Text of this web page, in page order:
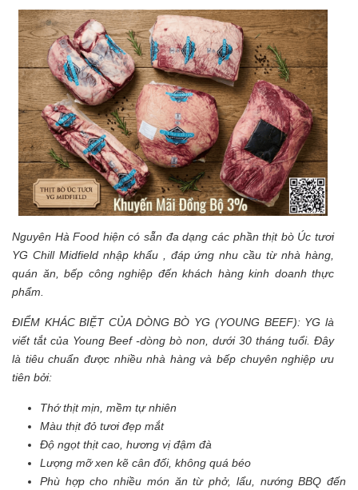
Nguyên Hà Food hiện có sẵn đa dạng các phần thịt bò Úc tươi
YG Chill Midfield nhập khẩu , đáp ứng nhu cầu từ nhà hàng,
quán ăn, bếp công nghiệp đến khách hàng kinh doanh thực
phẩm.
ĐIỂM KHÁC BIỆT CỦA DÒNG BÒ YG (YOUNG BEEF): YG là
viết tắt của Young Beef -dòng bò non, dưới 30 tháng tuổi. Đây
là tiêu chuẩn được nhiều nhà hàng và bếp chuyên nghiệp ưu
tiên bởi:
Thớ thịt mịn, mềm tự nhiên
Màu thịt đỏ tươi đẹp mắt
Độ ngọt thịt cao, hương vị đậm đà
Lượng mỡ xen kẽ cân đối, không quá béo
Phù hợp cho nhiều món ăn từ phở, lẩu, nướng BBQ đến